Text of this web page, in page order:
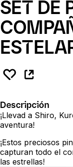
SET DE
Descripción
¡Llevad a Shiro,
aventura!
¡Estos preciosos
capturan todo el
las estrellas!